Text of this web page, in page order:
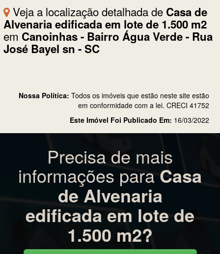
Veja a localização detalhada de Casa de
Alvenaria edificada em lote de 1.500 m2
em Canoinhas - Bairro Água Verde - Rua
José Bayel sn - SC
Nossa Política: Todos os imóveis que estão neste site estão
em conformidade com a lei. CRECI 41752
Este Imóvel Foi Publicado Em: 16/03/2022
Precisa de mais
informações para Casa
de Alvenaria
edificada em lote de
1.500 m2?